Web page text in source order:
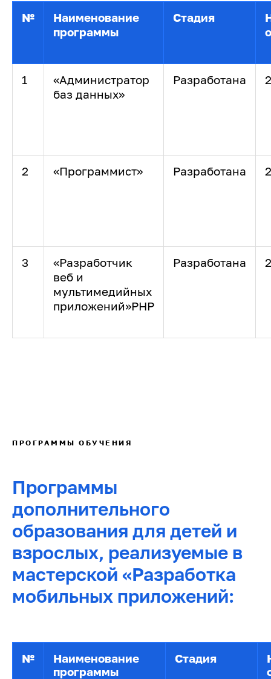
№
Наименование
программы
Стадия
1
«Администратор
баз данных»
Разработана
2 «Программист» Разработана
3
«Разработчик
веб и
мультимедийных
приложений»PHP
Разработана
ПРОГРАММЫ ОБУЧЕНИЯ
Программы
дополнительного
образования для детей и
взрослых, реализуемые в
мастерской «Разработка
мобильных приложений:
№
Наименование
программы
Стадия